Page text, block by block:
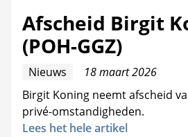
Afscheid Birgit
(POH-GGZ)
Nieuws
18 maart 2026
Birgit Koning neemt afscheid
privé-omstandigheden.
Lees het hele artikel